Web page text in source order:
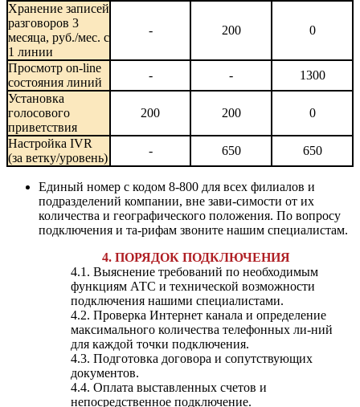
Хранение записей
разговоров 3
месяца, руб./мес. с
1 линии
- 200 0
Просмотр on-line
состояния линий
- -
1300
Установка
голосового
приветствия
200 200 0
Настройка IVR
(за ветку/уровень)
- 650 650
Единый номер с кодом 8-800 для всех филиалов и
подразделений компании, вне зави-симости от их
количества и географического положения. По вопросу
подключения и та-рифам звоните нашим специалистам.
4. ПОРЯДОК ПОДКЛЮЧЕНИЯ
4.1. Выяснение требований по необходимым
функциям АТС и технической возможности
подключения нашими специалистами.
4.2. Проверка Интернет канала и определение
максимального количества телефонных ли-ний
для каждой точки подключения.
4.3. Подготовка договора и сопутствующих
документов.
4.4. Оплата выставленных счетов и
непосредственное подключение.